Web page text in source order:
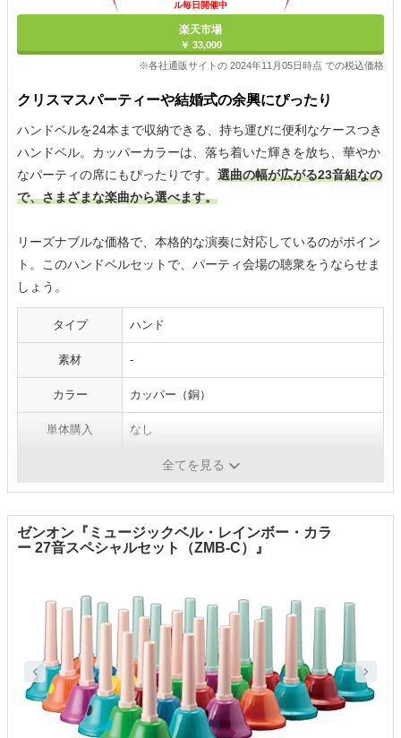
ル毎日開催中
楽天市場
￥ 33,000
※各社通販サイトの 2024年11月05日時点 での税込価格
クリスマスパーティーや結婚式の余興にぴったり
ハンドベルを24本まで収納できる、持ち運びに便利なケースつき
ハンドベル。カッパーカラーは、落ち着いた輝きを放ち、華やか
なパーティの席にもぴったりです。 選曲の幅が広がる23音組なの
で、さまざまな楽曲から選べます。
リーズナブルな価格で、本格的な演奏に対応しているのがポイン
ト。このハンドベルセットで、パーティ会場の聴衆をうならせま
しょう。
タイプ ハンド
素材 -
カラー カッパー（銅）
単体購入 なし
全てを見る
ゼンオン『ミュージックベル・レインボー・カラ
ー 27音スペシャルセット（ZMB-C）』